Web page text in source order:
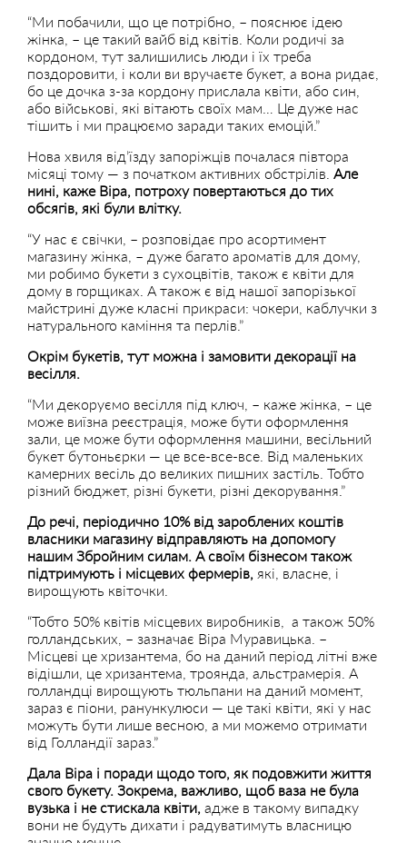
“Ми побачили, що це потрібно, – пояснює ідею
жінка, – це такий вайб від квітів. Коли родичі за
кордоном, тут залишились люди і їх треба
поздоровити, і коли ви вручаєте букет, а вона ридає,
бо це дочка з-за кордону прислала квіти, або син,
або військові, які вітають своїх мам… Це дуже нас
тішить і ми працюємо заради таких емоцій.”
Нова хвиля від’їзду запоріжців почалася півтора
місяці тому — з початком активних обстрілів. Але
нині, каже Віра, потроху повертаються до тих
обсягів, які були влітку.
“У нас є свічки, – розповідає про асортимент
магазину жінка, – дуже багато ароматів для дому,
ми робимо букети з сухоцвітів, також є квіти для
дому в горщиках. А також є від нашої запорізької
майстрині дуже класні прикраси: чокери, каблучки з
натурального каміння та перлів.”
Окрім букетів, тут можна і замовити декорації на
весілля.
“Ми декоруємо весілля під ключ, – каже жінка, – це
може виїзна реєстрація, може бути оформлення
зали, це може бути оформлення машини, весільний
букет бутоньєрки — це все-все-все. Від маленьких
камерних весіль до великих пишних застіль. Тобто
різний бюджет, різні букети, різні декорування.”
До речі, періодично 10% від зароблених коштів
власники магазину відправляють на допомогу
нашим Збройним силам. А своїм бізнесом також
підтримують і місцевих фермерів, які, власне, і
вирощують квіточки.
“Тобто 50% квітів місцевих виробників, а також 50%
голландських, – зазначає Віра Муравицька. –
Місцеві це хризантема, бо на даний період літні вже
відішли, це хризантема, троянда, альстрамерія. А
голландці вирощують тюльпани на даний момент,
зараз є піони, ранункулюси — це такі квіти, які у нас
можуть бути лише весною, а ми можемо отримати
від Голландії зараз.”
Дала Віра і поради щодо того, як подовжити життя
свого букету. Зокрема, важливо, щоб ваза не була
вузька і не стискала квіти, адже в такому випадку
вони не будуть дихати і радуватимуть власницю